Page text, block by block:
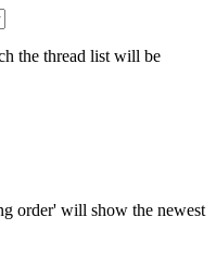
the thread list will be
order' will show the newest